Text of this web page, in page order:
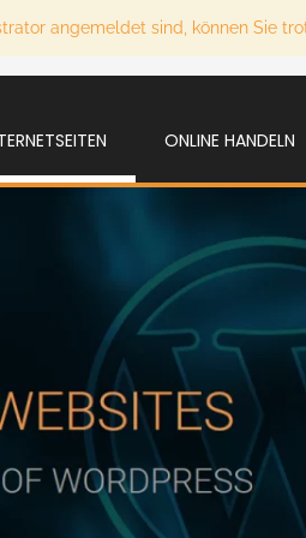
angemeldet sind, können Sie
ONLINE HANDELN